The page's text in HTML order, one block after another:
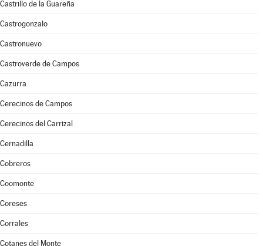
Castrillo de la Guareña
Castrogonzalo
Castronuevo
Castroverde de Campos
Cazurra
Cerecinos de Campos
Cerecinos del Carrizal
Cernadilla
Cobreros
Coomonte
Coreses
Corrales
Cotanes del Monte